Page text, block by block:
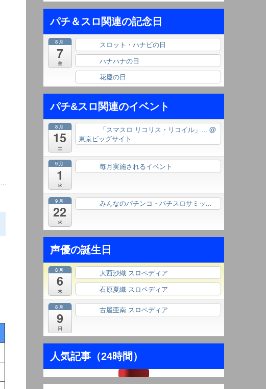
パチ＆スロ関連の記念日
8月
7
金
スロット・ハナビの日
ハナハナの日
花慶の日
パチ&スロ関連のイベント
8月
15
土
「スマスロ リコリス・リコイル」...@
東京ビッグサイト
9月
1
火
毎月実施されるイベント
9月
22
火
みんなのパチンコ・パチスロサミッ...
声優の誕生日
8月
6
木
大西沙織 スロペディア
石原夏織 スロペディア
8月
9
日
古屋亜南 スロペディア
人気記事（24時間）